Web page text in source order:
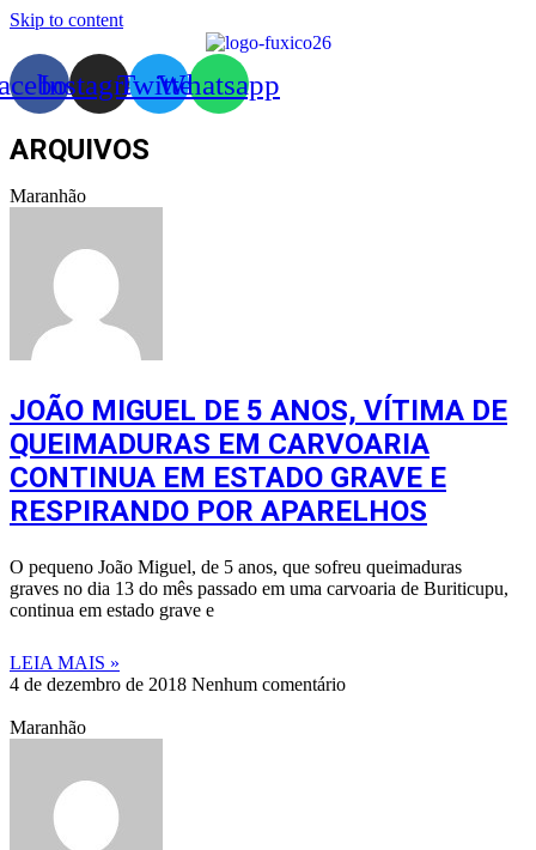
Skip to content
InstagramTwitterWhatsapp
ARQUIVOS
Maranhão
JOÃO MIGUEL DE 5 ANOS, VÍTIMA DE
QUEIMADURAS EM CARVOARIA
CONTINUA EM ESTADO GRAVE E
RESPIRANDO POR APARELHOS
O pequeno João Miguel, de 5 anos, que sofreu queimaduras
graves no dia 13 do mês passado em uma carvoaria de Buriticupu,
continua em estado grave e
LEIA MAIS »
4 de dezembro de 2018 Nenhum comentário
Maranhão